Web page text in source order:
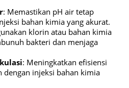
: Memastikan pH air tetap
bahan kimia yang akurat.
klorin atau bahan kimia
bakteri dan menjaga
: Meningkatkan efisiensi
dengan injeksi bahan kimia